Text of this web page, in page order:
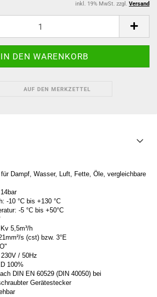
inkl. 19% MwSt. zzgl. Versand
AUF DEN MERKZETTEL
Dampf, Wasser, Luft, Fette, Öle, vergleichbare
-10 °C bis +130 °C
-5 °C bis +50°C
5,5m³/h
s (cst) bzw. 3°E
/ 50Hz
100%
DIN EN 60529 (DIN 40050) bei
Gerätestecker